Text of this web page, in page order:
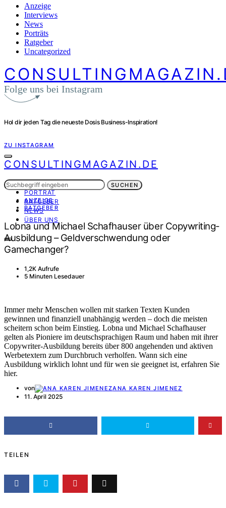
Anzeige
Interviews
News
Porträts
Ratgeber
Uncategorized
Folge uns bei Instagram
Hol dir jeden Tag die neueste Dosis Business-Inspiration!
ZU INSTAGRAM
CONSULTINGMAGAZIN.DE
INTERVIEWS
PORTRÄT
RATGEBER
NEWS
ÜBER UNS
Suchen
nach:
SUCHEN
ANZEIGE
RATGEBER
Lobna und Michael Schafhauser über Copywriting-
Ausbildung – Geldverschwendung oder
Gamechanger?
1,2K Aufrufe
5 Minuten Lesedauer
Immer mehr Menschen wollen mit starken Texten Kunden
gewinnen und finanziell unabhängig werden – doch die meisten
scheitern schon beim Einstieg. Lobna und Michael Schafhauser
gelten als Pioniere im deutschsprachigen Raum und haben mit ihrer
Copywriter-Ausbildung bereits über 800 angehenden und aktiven
Werbetextern zum Durchbruch verholfen. Wann sich eine
Ausbildung wirklich lohnt und für wen sie geeignet ist, erfahren Sie
hier.
von ANA KAREN JIMENEZ
11. April 2025
TEILEN